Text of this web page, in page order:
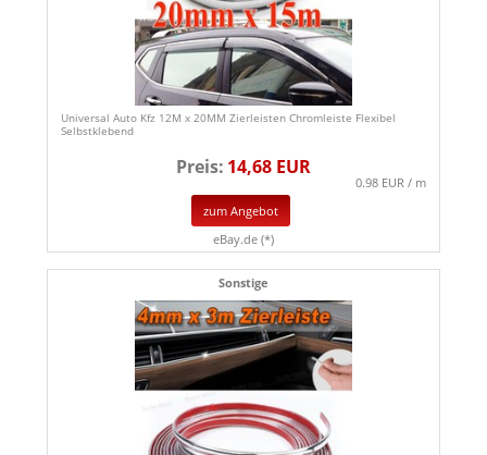
Universal Auto Kfz 12M x 20MM Zierleisten Chromleiste Flexibel
Selbstklebend
Preis: 14,68 EUR
0.98 EUR / m
zum Angebot
eBay.de (*)
Sonstige